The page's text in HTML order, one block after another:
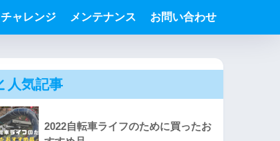
チャレンジ メンテナンス お問い合わせ
人気記事
2022自転車ライフのために買ったお